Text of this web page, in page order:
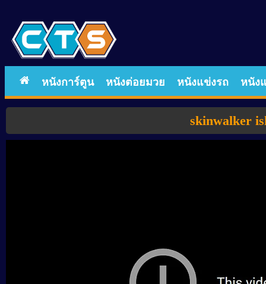
หนังการ์ตูน หนังต่อยมวย หนังแข่งรถ หนัง
skinwalker